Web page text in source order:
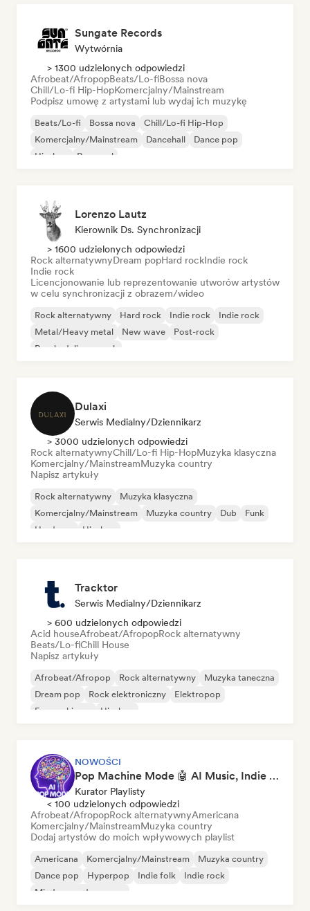
Sungate Records
Wytwórnia
> 1300 udzielonych odpowiedzi
Afrobeat/AfropopBeats/Lo-fiBossa nova
Chill/Lo-fi Hip-HopKomercjalny/Mainstream
Podpisz umowę z artystami lub wydaj ich muzykę
Beats/Lo-fi Bossa nova
Chill/Lo-fi Hip-Hop
Komercjalny/Mainstream
Dancehall
Dance pop
Hip-hop
Pop-soul
Lorenzo Lautz
Kierownik Ds. Synchronizacji
> 1600 udzielonych odpowiedzi
Rock alternatywnyDream popHard rockIndie rock
Indie rock
Licencjonowanie lub reprezentowanie utworów artystów
w celu synchronizacji z obrazem/wideo
Rock alternatywny Hard rock Indie rock
Indie rock
Metal/Heavy metal
New wave
Post-rock
Psychedeliczny rock
Dulaxi
Serwis Medialny/Dziennikarz
> 3000 udzielonych odpowiedzi
Rock alternatywnyChill/Lo-fi Hip-HopMuzyka klasyczna
Komercjalny/MainstreamMuzyka country
Napisz artykuły
Rock alternatywny
Muzyka klasyczna
Komercjalny/Mainstream
Muzyka country Dub
Funk
Hardcore
Hip-hop
Tracktor
Serwis Medialny/Dziennikarz
> 600 udzielonych odpowiedzi
Acid houseAfrobeat/AfropopRock alternatywny
Beats/Lo-fiChill House
Napisz artykuły
Afrobeat/Afropop Rock alternatywny
Muzyka taneczna
Dream pop
Rock elektroniczny
Elektropop
Francuski pop
Hip-hop
NOWOŚCI
Pop Machine Mode 🤖 AI Music, Indie Pop & Dream Pop
Kurator Playlisty
< 100 udzielonych odpowiedzi
Afrobeat/AfropopRock alternatywnyAmericana
Komercjalny/MainstreamMuzyka country
Dodaj artystów do moich wpływowych playlist
Americana Komercjalny/Mainstream
Muzyka country
Dance pop
Hyperpop Indie folk
Indie rock
Międzynarodowy pop